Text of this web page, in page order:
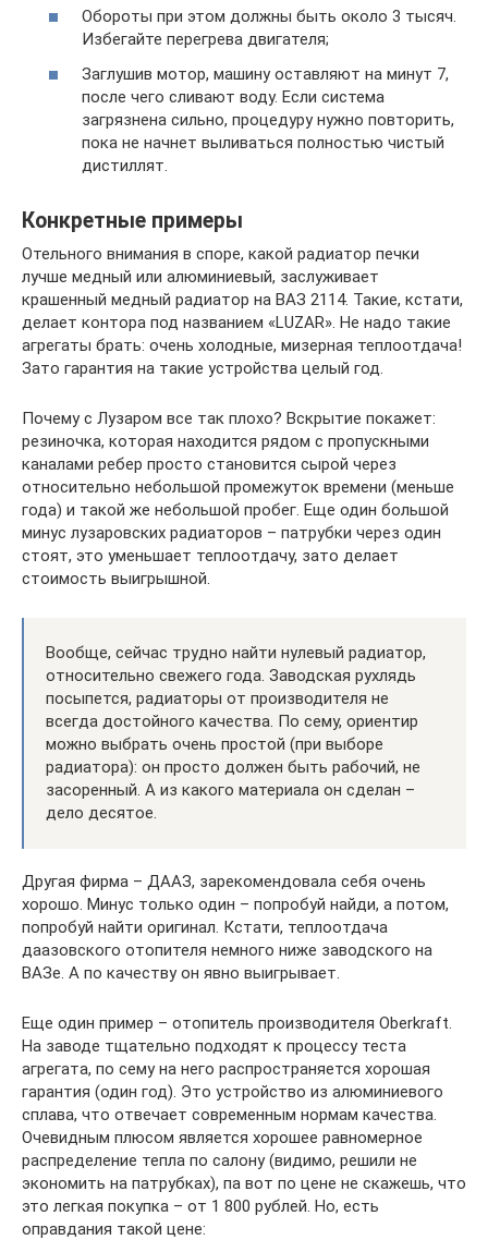
Обороты при этом должны быть около 3 тысяч.
Избегайте перегрева двигателя;
Заглушив мотор, машину оставляют на минут 7,
после чего сливают воду. Если система
загрязнена сильно, процедуру нужно повторить,
пока не начнет выливаться полностью чистый
дистиллят.
Конкретные примеры
Отельного внимания в споре, какой радиатор печки
лучше медный или алюминиевый, заслуживает
крашенный медный радиатор на ВАЗ 2114. Такие, кстати,
делает контора под названием «LUZAR». Не надо такие
агрегаты брать: очень холодные, мизерная теплоотдача!
Зато гарантия на такие устройства целый год.
Почему с Лузаром все так плохо? Вскрытие покажет:
резиночка, которая находится рядом с пропускными
каналами ребер просто становится сырой через
относительно небольшой промежуток времени (меньше
года) и такой же небольшой пробег. Еще один большой
минус лузаровских радиаторов – патрубки через один
стоят, это уменьшает теплоотдачу, зато делает
стоимость выигрышной.
Вообще, сейчас трудно найти нулевый радиатор,
относительно свежего года. Заводская рухлядь
посыпется, радиаторы от производителя не
всегда достойного качества. По сему, ориентир
можно выбрать очень простой (при выборе
радиатора): он просто должен быть рабочий, не
засоренный. А из какого материала он сделан –
дело десятое.
Другая фирма – ДААЗ, зарекомендовала себя очень
хорошо. Минус только один – попробуй найди, а потом,
попробуй найти оригинал. Кстати, теплоотдача
даазовского отопителя немного ниже заводского на
ВАЗе. А по качеству он явно выигрывает.
Еще один пример – отопитель производителя Oberkraft.
На заводе тщательно подходят к процессу теста
агрегата, по сему на него распространяется хорошая
гарантия (один год). Это устройство из алюминиевого
сплава, что отвечает современным нормам качества.
Очевидным плюсом является хорошее равномерное
распределение тепла по салону (видимо, решили не
экономить на патрубках), па вот по цене не скажешь, что
это легкая покупка – от 1 800 рублей. Но, есть
оправдания такой цене: